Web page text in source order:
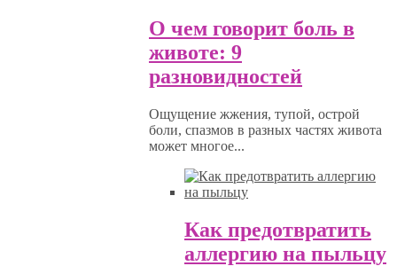
О чем говорит боль в
животе: 9
разновидностей
Ощущение жжения, тупой, острой
боли, спазмов в разных частях живота
может многое...
Как предотвратить
аллергию на пыльцу